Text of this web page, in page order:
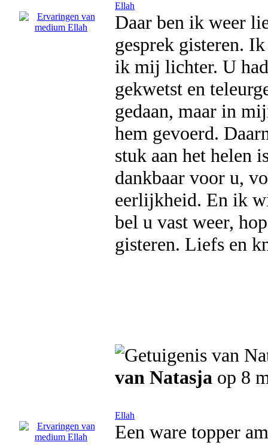
Ellah
Daar ben ik weer
gesprek gisteren.
ik mij lichter. U
gekwetst en
gedaan, maar in
hem gevoerd.
stuk aan het helen
dankbaar voor u,
eerlijkheid. En ik
bel u vast weer,
gisteren. Liefs en
van Natasja op 8
Ellah
Een ware topper